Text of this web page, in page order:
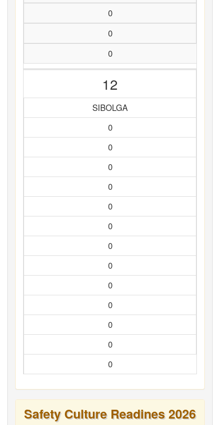
0
0
0
12
SIBOLGA
0
0
0
0
0
0
0
0
0
0
0
0
0
Safety Culture Readines 2026